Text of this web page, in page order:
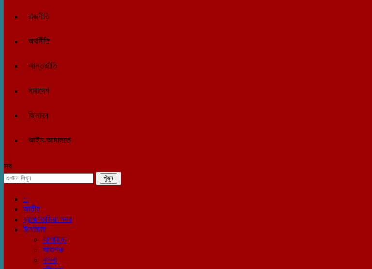
রাজনীতি
অর্থনীতি
আন্তর্জাতি
সারাদেশ
বিনোদন
আইন-আদালতে
সব
::
জাতীয়
ব্রাহ্মণবাড়িয়া সদর
উপজেলা
আখাউড়া
আশুগঞ্জ
কসবা